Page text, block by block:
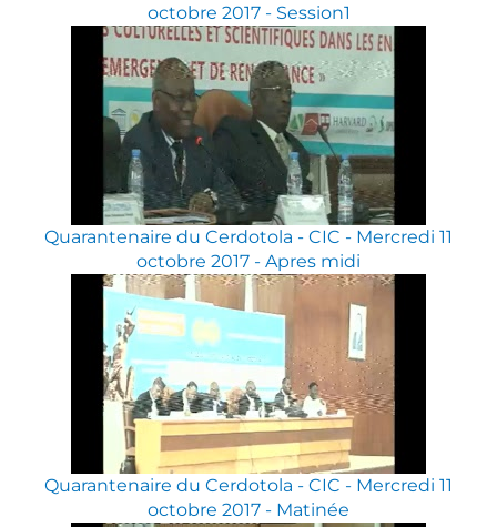
octobre 2017 - Session1
Quarantenaire du Cerdotola - CIC - Mercredi 11
octobre 2017 - Apres midi
Quarantenaire du Cerdotola - CIC - Mercredi 11
octobre 2017 - Matinée